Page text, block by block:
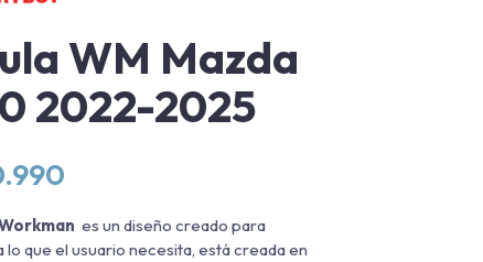
WM Mazda
2022-2025
es un diseño creado para
lo que el usuario necesita, está creada en